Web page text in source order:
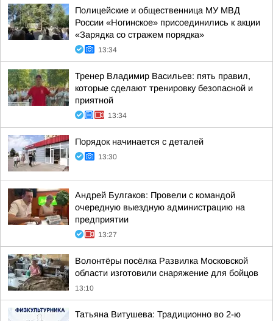
Полицейские и общественница МУ МВД
России «Ногинское» присоединились к акции
«Зарядка со стражем порядка»
13:34
Тренер Владимир Васильев: пять правил,
которые сделают тренировку безопасной и
приятной
13:34
Порядок начинается с деталей
13:30
Андрей Булгаков: Провели с командой
очередную выездную администрацию на
предприятии
13:27
Волонтёры посёлка Развилка Московской
области изготовили снаряжение для бойцов
13:10
Татьяна Витушева: Традиционно во 2-ю